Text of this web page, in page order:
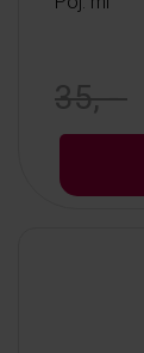
35, -